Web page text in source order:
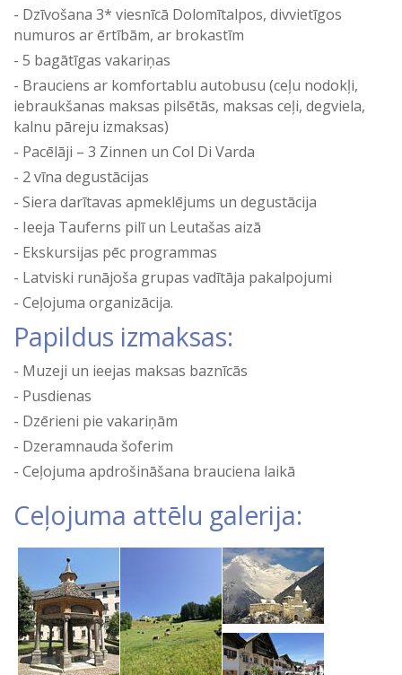
Dzīvošana 3* viesnīcā Dolomītalpos, divvietīgos
numuros ar ērtībām, ar brokastīm
5 bagātīgas vakariņas
Brauciens ar komfortablu autobusu (ceļu nodokļi,
iebraukšanas maksas pilsētās, maksas ceļi, degviela,
kalnu pāreju izmaksas)
Pacēlāji – 3 Zinnen un Col Di Varda
2 vīna degustācijas
Siera darītavas apmeklējums un degustācija
Ieeja Tauferns pilī un Leutašas aizā
Ekskursijas pēc programmas
Latviski runājoša grupas vadītāja pakalpojumi
Ceļojuma organizācija.
Papildus izmaksas:
Muzeji un ieejas maksas baznīcās
Pusdienas
Dzērieni pie vakariņām
Dzeramnauda šoferim
Ceļojuma apdrošināšana brauciena laikā
Ceļojuma attēlu galerija: